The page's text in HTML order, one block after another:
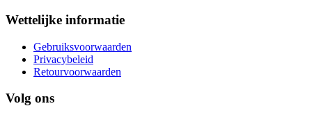
Wettelijke informatie
Gebruiksvoorwaarden
Privacybeleid
Retourvoorwaarden
Volg ons